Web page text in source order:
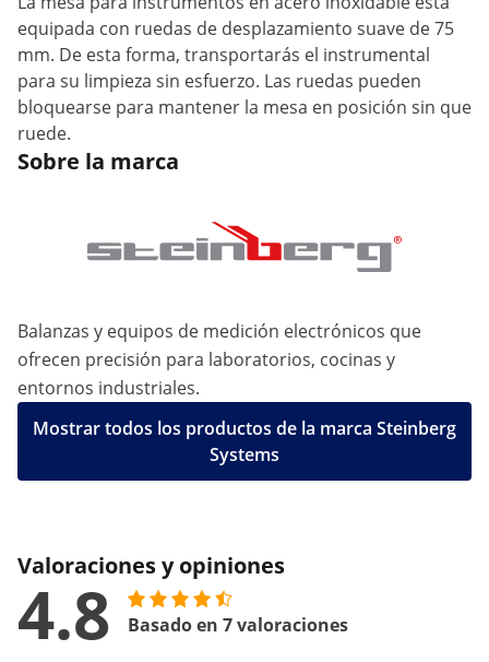
equipada con ruedas de desplazamiento suave de 75
mm. De esta forma, transportarás el instrumental
para su limpieza sin esfuerzo. Las ruedas pueden
bloquearse para mantener la mesa en posición sin que
ruede.
Sobre la marca
Balanzas y equipos de medición electrónicos que
ofrecen precisión para laboratorios, cocinas y
entornos industriales.
Mostrar todos los productos de la marca Steinberg
Systems
Valoraciones y opiniones
4.8 Basado en 7 valoraciones